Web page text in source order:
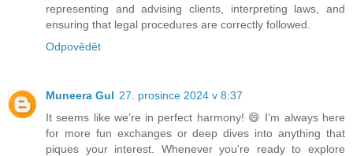
representing and advising clients, interpreting laws, and
ensuring that legal procedures are correctly followed.
Odpovědět
Muneera Gul 27. prosince 2024 v 8:37
It seems like we’re in perfect harmony! 😄 I'm always here
for more fun exchanges or deep dives into anything that
piques your interest. Whenever you're ready to explore